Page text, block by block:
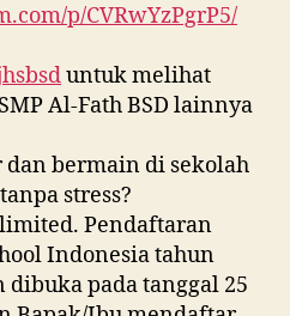
p/CVRwYzPgrP5/
untuk melihat
Al-Fath BSD lainnya
bermain di sekolah
stress?
Pendaftaran
Indonesia tahun
dibuka pada tanggal 25